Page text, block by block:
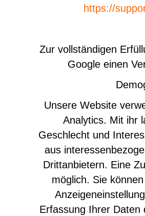
https://
Zur vollständigen
Google einen
Unsere Website
Analytics. Mit ihr
Geschlecht und
aus
Drittanbietern. Eine
möglich. Sie
Erfassung Ihrer Daten